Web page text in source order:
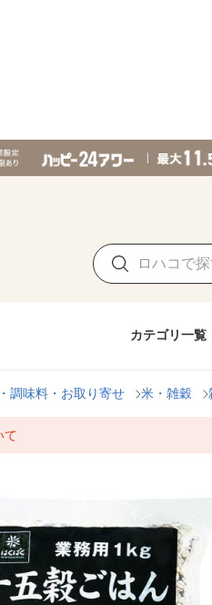
カテゴリ一覧
調味料・お取り寄せ 米・雑穀
て